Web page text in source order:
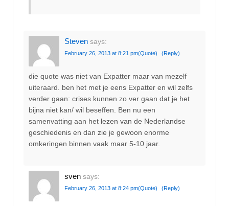
Steven says:
February 26, 2013 at 8:21 pm(Quote) (Reply)
die quote was niet van Expatter maar van mezelf
uiteraard. ben het met je eens Expatter en wil zelfs
verder gaan: crises kunnen zo ver gaan dat je het
bijna niet kan/ wil beseffen. Ben nu een
samenvatting aan het lezen van de Nederlandse
geschiedenis en dan zie je gewoon enorme
omkeringen binnen vaak maar 5-10 jaar.
sven says:
February 26, 2013 at 8:24 pm(Quote) (Reply)